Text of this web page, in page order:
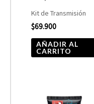
Kit de Transmisión
$69.900
AÑADIR AL
CARRITO